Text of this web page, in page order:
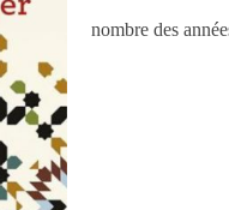
nombre des